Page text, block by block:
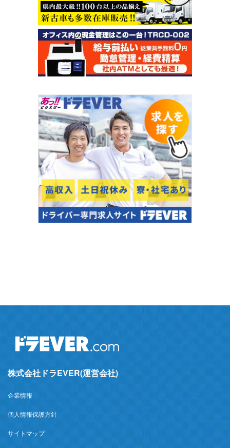
株式会社ドラEVER(運営会社)
企業情報
個人情報保護方針
サイトマップ